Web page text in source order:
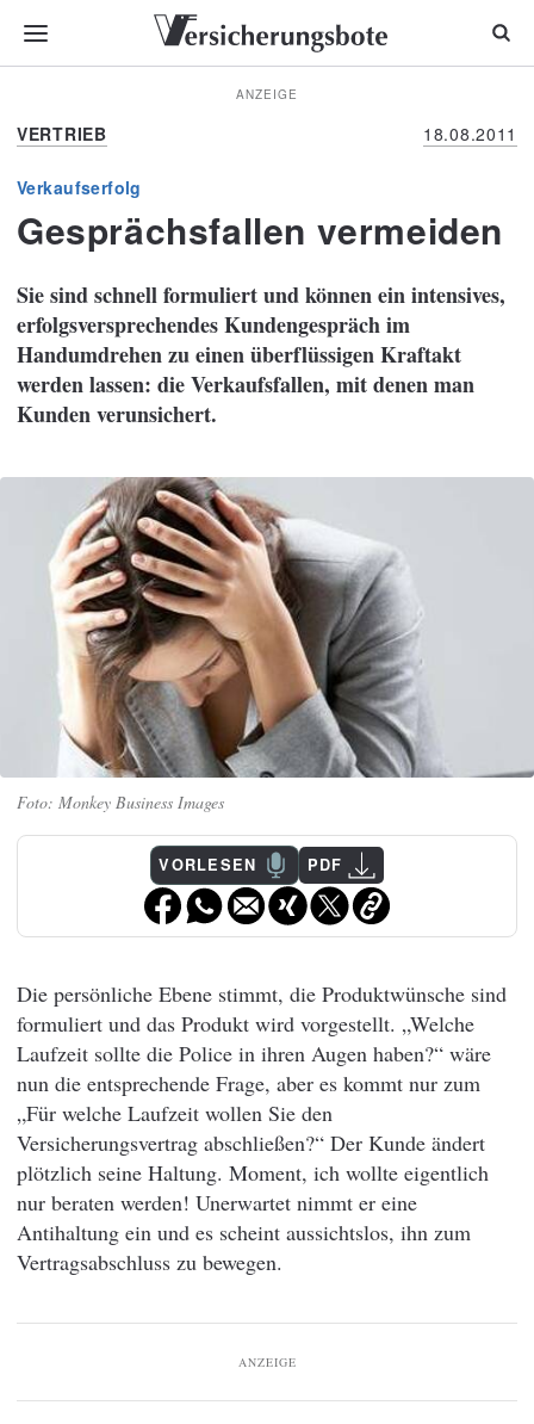
ANZEIGE
VERTRIEB 18.08.2011
Verkaufserfolg
Gesprächsfallen vermeiden
Sie sind schnell formuliert und können ein intensives,
erfolgsversprechendes Kundengespräch im
Handumdrehen zu einen überflüssigen Kraftakt
werden lassen: die Verkaufsfallen, mit denen man
Kunden verunsichert.
Monkey Business Images
VORLESEN PDF
Die persönliche Ebene stimmt, die Produktwünsche sind
formuliert und das Produkt wird vorgestellt. „Welche
Laufzeit sollte die Police in ihren Augen haben?“ wäre
nun die entsprechende Frage, aber es kommt nur zum
„Für welche Laufzeit wollen Sie den
Versicherungsvertrag abschließen?“ Der Kunde ändert
plötzlich seine Haltung. Moment, ich wollte eigentlich
nur beraten werden! Unerwartet nimmt er eine
Antihaltung ein und es scheint aussichtslos, ihn zum
Vertragsabschluss zu bewegen.
ANZEIGE